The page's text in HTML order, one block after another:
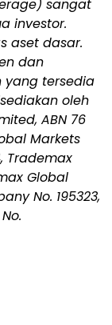
sangat
investor.
aset dasar.
dan
yang tersedia
oleh
ABN 76
Markets
Trademax
Global
No. 195323,